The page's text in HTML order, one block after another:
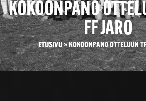
KOKOONPANO
FF JARO
ETUSIVU» KOKOONPANO OTTELUUN